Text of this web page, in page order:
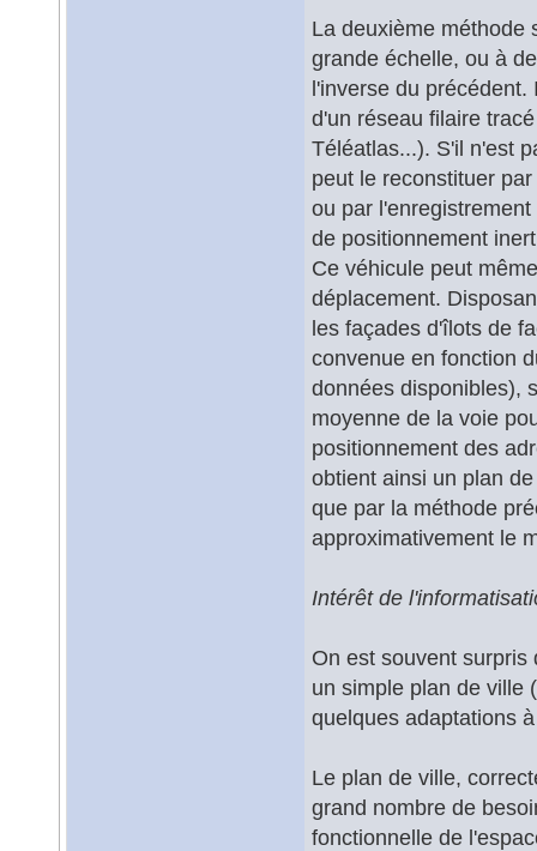
La deuxième méthode
grande échelle, ou à
l'inverse du
d'un réseau filaire
Téléatlas...). S'il n'est
peut le reconstituer
ou par
de positionnement
Ce véhicule peut
déplacement.
les façades d'îlots de
convenue en fonction
données disponibles),
moyenne de la voie
positionnement des
obtient ainsi un plan
que par la méthode
approximativement le
Intérêt de
On est souvent
un simple plan de ville
quelques adaptations
Le plan de ville,
grand nombre de
fonctionnelle de